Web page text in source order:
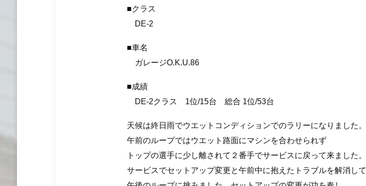
■クラス
DE-2
■車名
ガレージO.K.U.86
■成績
DE-2クラス 1位/15台 総合 1位/53台
天候は終日雨でウエットコンディションでのラリーになりました。
午前のループではウエット路面にマシンを合わせられず
トップの選手に少し離されて２番手でサービスに戻って来ました。
サービスでセットアップ変更と午前中に抱えたトラブルを解消して